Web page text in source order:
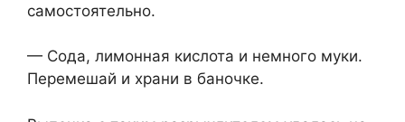
самостоятельно.
— Сода, лимонная кислота и немного муки.
Перемешай и храни в баночке.